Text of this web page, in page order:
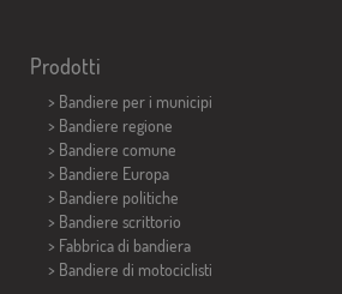
Prodotti
> Bandiere per i municipi
> Bandiere regione
> Bandiere comune
> Bandiere Europa
> Bandiere politiche
> Bandiere scrittorio
> Fabbrica di bandiera
> Bandiere di motociclisti